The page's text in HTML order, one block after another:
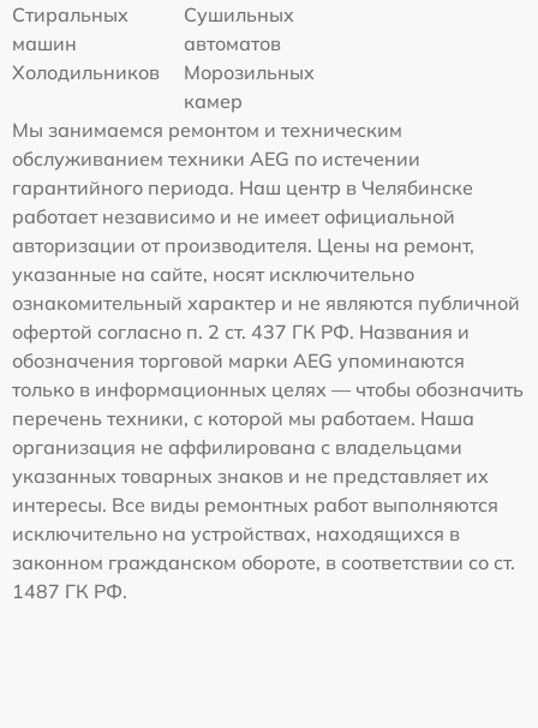
Стиральных
машин
Сушильных
автоматов
Холодильников
Морозильных
камер
Мы занимаемся ремонтом и техническим
обслуживанием техники AEG по истечении
гарантийного периода. Наш центр в Челябинске
работает независимо и не имеет официальной
авторизации от производителя. Цены на ремонт,
указанные на сайте, носят исключительно
ознакомительный характер и не являются публичной
офертой согласно п. 2 ст. 437 ГК РФ. Названия и
обозначения торговой марки AEG упоминаются
только в информационных целях — чтобы обозначить
перечень техники, с которой мы работаем. Наша
организация не аффилирована с владельцами
указанных товарных знаков и не представляет их
интересы. Все виды ремонтных работ выполняются
исключительно на устройствах, находящихся в
законном гражданском обороте, в соответствии со ст.
1487 ГК РФ.